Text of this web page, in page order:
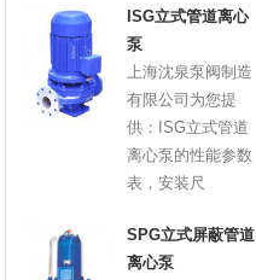
ISG立式管道离心
泵
上海沈泉泵阀制造
有限公司为您提
供：ISG立式管道
离心泵的性能参数
表，安装尺
SPG立式屏蔽管道
离心泵